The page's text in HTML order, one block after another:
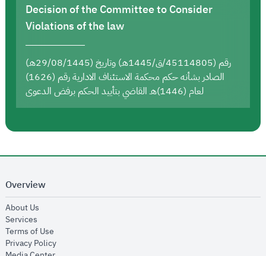
Decision of the Committee to Consider
Violations of the law
رقم (45114805/ق/1445هـ) وتاريخ (29/08/1445هـ)
الصادر بشأنه حكم محكمة الاستئناف الادارية رقم (1626)
لعام (1446)هـ القاضي بتأييد الحكم برفض الدعوى
Overview
About Us
Services
Terms of Use
Privacy Policyopens in new window